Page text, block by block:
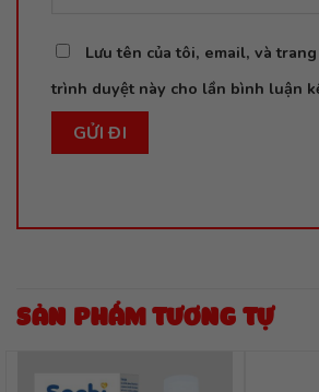
Lưu tên của tôi, email, và
trình duyệt này cho lần bình luận
SẢN PHẨM TƯƠNG TỰ